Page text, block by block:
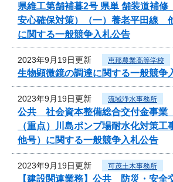
県維工第舗補暮2号 県単 舗装道補修
安心確保対策）（一）養老平田線
に関する一般競争入札公告
2023年9月19日更新 恵那農業高等学校
生物顕微鏡の調達に関する一般競争
2023年9月19日更新 流域浄水事務所
公共 社会資本整備総合交付金事業
（重点）川島ポンプ場耐水化対策
他号）に関する一般競争入札公告
2023年9月19日更新 可茂土木事務所
【建設関連業務】公共 防災・安全